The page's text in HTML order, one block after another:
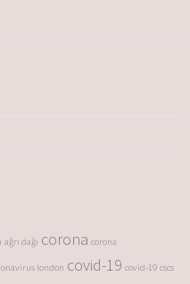
ağrı dağı corona corona
london covid-19 covid-19 cscs